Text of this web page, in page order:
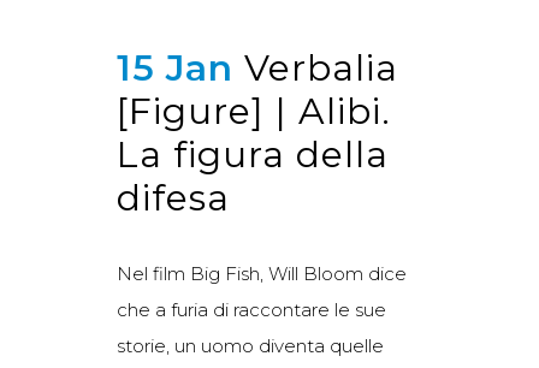
15 Jan Verbalia
[Figure] | Alibi.
La figura della
difesa
Nel film Big Fish, Will Bloom dice
che a furia di raccontare le sue
storie, un uomo diventa quelle